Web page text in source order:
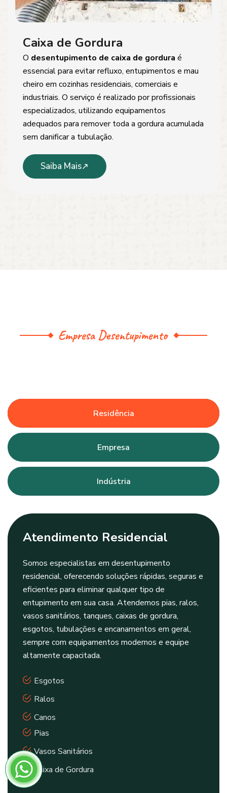
Caixa de Gordura
O desentupimento de caixa de gordura é
essencial para evitar refluxo, entupimentos e mau
cheiro em cozinhas residenciais, comerciais e
industriais. O serviço é realizado por profissionais
especializados, utilizando equipamentos
adequados para remover toda a gordura acumulada
sem danificar a tubulação.
Saiba Mais
Empresa Desentupimento
Residência
Empresa
Indústria
Atendimento Residencial
Somos especialistas em desentupimento
residencial, oferecendo soluções rápidas, seguras e
eficientes para eliminar qualquer tipo de
entupimento em sua casa. Atendemos pias, ralos,
vasos sanitários, tanques, caixas de gordura,
esgotos, tubulações e encanamentos em geral,
sempre com equipamentos modernos e equipe
altamente capacitada.
Esgotos
Ralos
Canos
Pias
Vasos Sanitários
Caixa de Gordura